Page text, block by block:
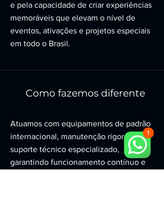
e pela capacidade de criar experiências
memoráveis que elevam o nível de
eventos, ativações e projetos especiais
em todo o Brasil.
Como fazemos diferente
Atuamos com equipamentos de padrão
internacional, manutenção rigorosa e
suporte técnico especializado,
garantindo funcionamento contínuo e